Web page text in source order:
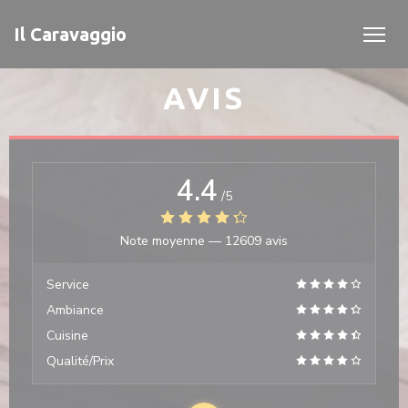
Il Caravaggio
AVIS
4.4 /5
Note moyenne — 12609 avis
Service
Ambiance
Cuisine
Qualité/Prix